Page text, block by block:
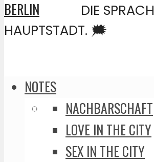
DIE
HAUPTSTADT. 🗯️
NOTES
NACHBARSCHAFT
LOVE IN THE CITY
SEX IN THE CITY